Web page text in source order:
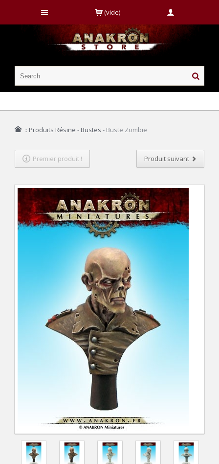
(vide)
:: Produits Résine - Bustes - Buste Zombie
Premier produit ! Produit suivant